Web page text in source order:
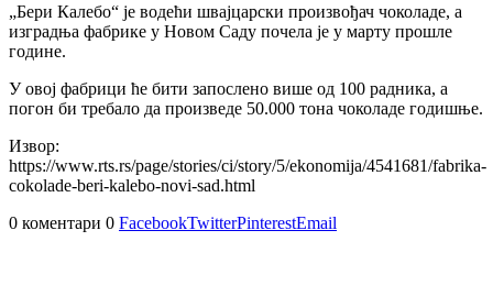
„Бери Калебо“ је водећи швајцарски произвођач чоколаде, а
изградња фабрике у Новом Саду почела је у марту прошле
године.
У овој фабрици ће бити запослено више од 100 радника, а
погон би требало да произведе 50.000 тона чоколаде годишње.
Извор:
https://www.rts.rs/page/stories/ci/story/5/ekonomija/4541681/fabrika-
cokolade-beri-kalebo-novi-sad.html
0 коментари 0 FacebookTwitterPinterestEmail